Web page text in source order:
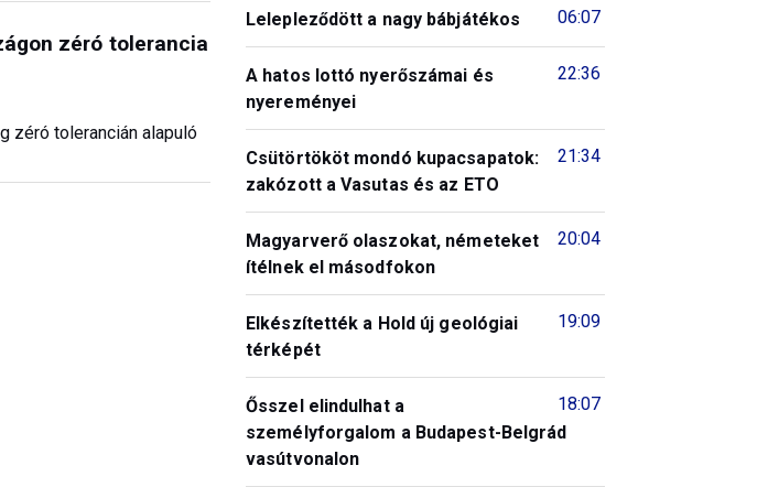
zéró tolerancia
zéró tolerancián alapuló
06:07
Lelepleződött a nagy bábjátékos
22:36
A hatos lottó nyerőszámai és
nyereményei
21:34
Csütörtököt mondó kupacsapatok:
zakózott a Vasutas és az ETO
20:04
Magyarverő olaszokat, németeket
ítélnek el másodfokon
19:09
Elkészítették a Hold új geológiai
térképét
18:07
Ősszel elindulhat a
személyforgalom a Budapest-Belgrád
vasútvonalon